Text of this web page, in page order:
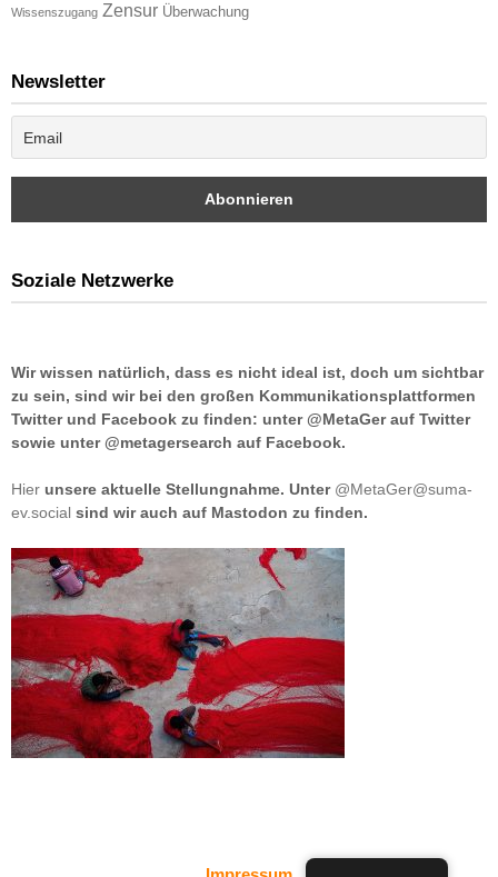
Wissenszugang Zensur Überwachung
Newsletter
Soziale Netzwerke
Wir wissen natürlich, dass es nicht ideal ist, doch um sichtbar
zu sein, sind wir bei den großen Kommunikationsplattformen
Twitter und Facebook zu finden: unter @MetaGer auf Twitter
sowie unter @metagersearch auf Facebook.
Hier unsere aktuelle Stellungnahme. Unter @MetaGer@suma-
ev.social sind wir auch auf Mastodon zu finden.